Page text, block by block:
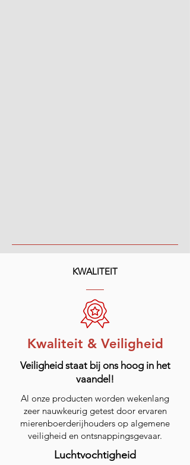
KWALITEIT
Kwaliteit & Veiligheid
Veiligheid staat bij ons hoog in het
vaandel!
Al onze producten worden wekenlang
zeer nauwkeurig getest door ervaren
mierenboerderijhouders op algemene
veiligheid en ontsnappingsgevaar.
Luchtvochtigheid